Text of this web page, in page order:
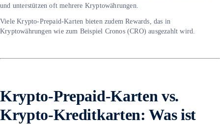
und unterstützen oft mehrere Kryptowährungen.
Viele Krypto-Prepaid-Karten bieten zudem Rewards, das in
Kryptowährungen wie zum Beispiel Cronos (CRO) ausgezahlt wird.
Krypto-Prepaid-Karten vs.
Krypto-Kreditkarten: Was ist